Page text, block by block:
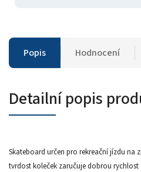
Popis Hodnocení
Detailní popis
Skateboard určen pro rekreační jízdu na
tvrdost koleček zaručuje dobrou